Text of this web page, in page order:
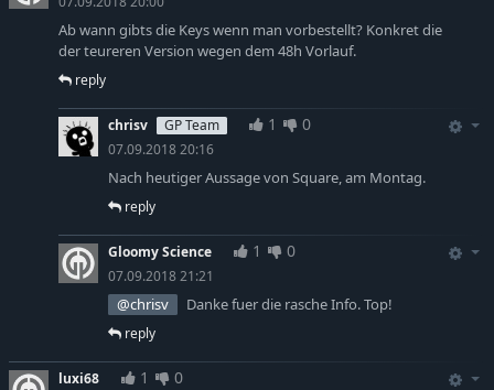
Ab wann gibts die Keys wenn man vorbestellt? Konkret die
der teureren Version wegen dem 48h Vorlauf.
reply
chrisv GP Team 1 0
07.09.2018 20:16
Nach heutiger Aussage von Square, am Montag.
reply
Gloomy Science 1 0
07.09.2018 21:21
@chrisv Danke fuer die rasche Info. Top!
reply
luxi68 1 0